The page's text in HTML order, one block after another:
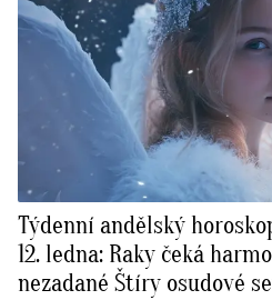
Týdenní andělský
12. ledna: Raky čeká
nezadané Štíry osudové